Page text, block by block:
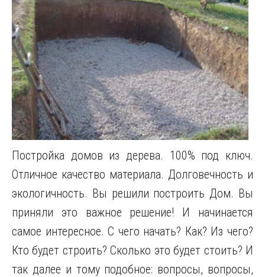
Постройка домов из дерева. 100% под ключ.
Отличное качество материала. Долговечность и
экологичность. Вы решили построить Дом. Вы
приняли это важное решение! И начинается
самое интересное. С чего начать? Как? Из чего?
Кто будет строить? Сколько это будет стоить? И
так далее и тому подобное: вопросы, вопросы,